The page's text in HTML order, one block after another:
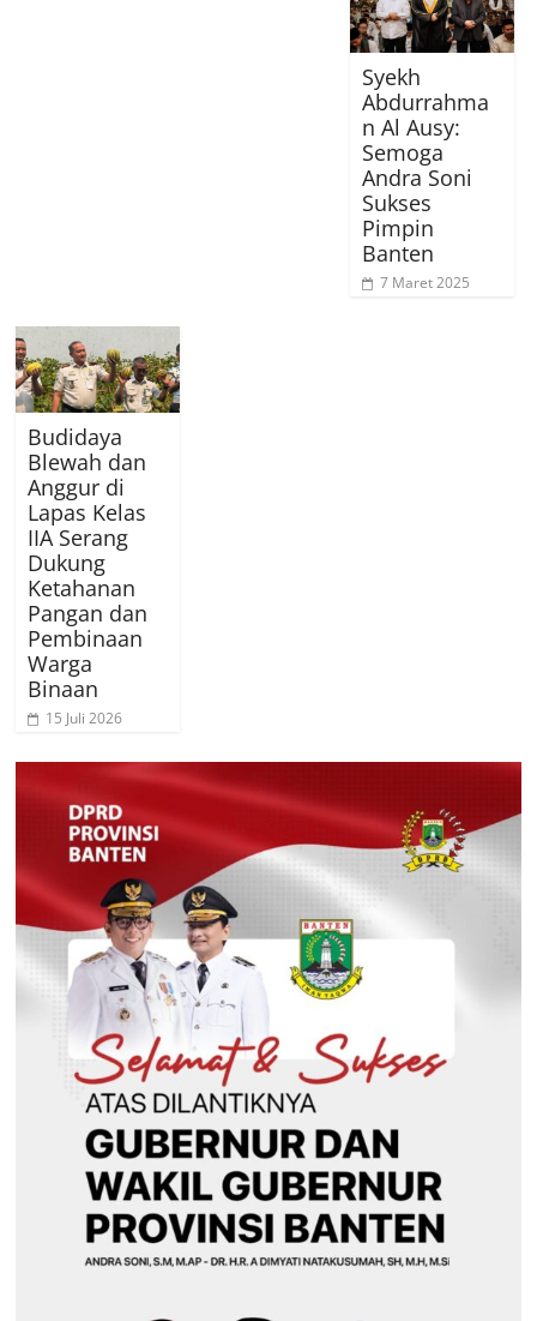
Syekh
Abdurrahma
n Al Ausy:
Semoga
Andra Soni
Sukses
Pimpin
Banten
7 Maret 2025
Budidaya
Blewah dan
Anggur di
Lapas Kelas
IIA Serang
Dukung
Ketahanan
Pangan dan
Pembinaan
Warga
Binaan
15 Juli 2026